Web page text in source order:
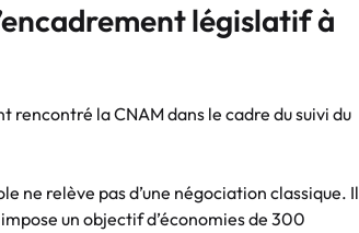
législatif à
rencontré la CNAM dans le cadre du suivi du
ne relève pas d’une négociation classique. Il
un objectif d’économies de 300